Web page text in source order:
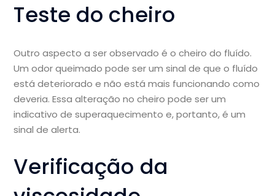
Teste do cheiro
Outro aspecto a ser observado é o cheiro do fluído.
Um odor queimado pode ser um sinal de que o fluído
está deteriorado e não está mais funcionando como
deveria. Essa alteração no cheiro pode ser um
indicativo de superaquecimento e, portanto, é um
sinal de alerta.
Verificação da